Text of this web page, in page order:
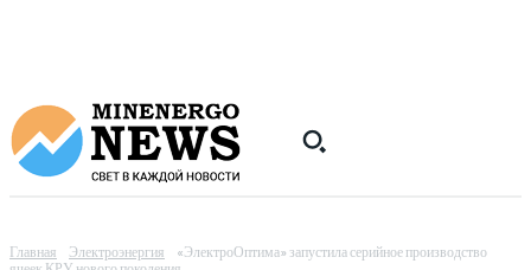
Главная Электроэнергия
«ЭлектроОптима» запустила серийное производство